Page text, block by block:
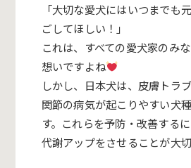
「大切な愛犬にはいつまでも
ごしてほしい！」
これは、すべての愛犬家のみ
想いですよね
しかし、日本犬は、皮膚トラ
関節の病気が起こりやすい犬
す。これらを予防・改善するに
代謝アップをさせることが大